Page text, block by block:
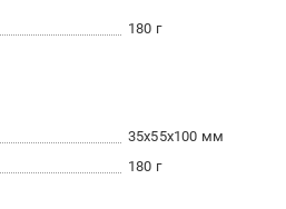
180 г
35x55x100 мм
180 г